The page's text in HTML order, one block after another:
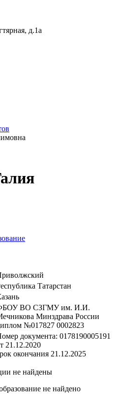
д.1а
Татарстан
ВО СЗГМУ им. И.И.
Минздрава России
№017827 0002823
документа: 0178190005191
21.12.2020
окончания 21.12.2025
не найдены
не найдено